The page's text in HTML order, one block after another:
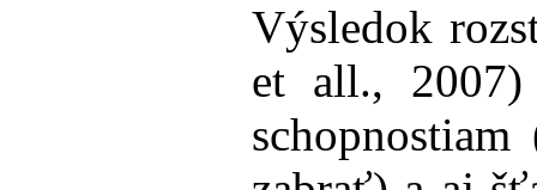
Výsledok
et all., 2007)